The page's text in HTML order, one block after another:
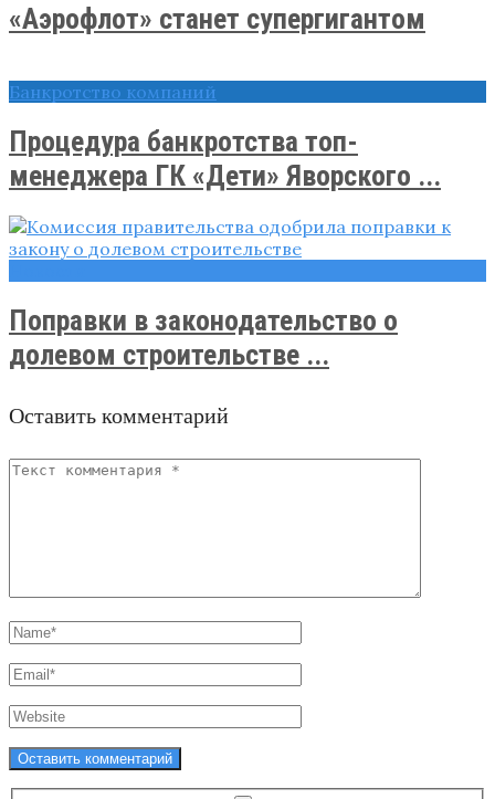
«Аэрофлот» станет супергигантом
Банкротство компаний
Процедура банкротства топ-
менеджера ГК «Дети» Яворского ...
Поправки в законодательство о
долевом строительстве ...
Оставить комментарий